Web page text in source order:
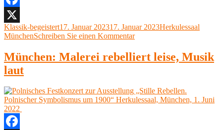
Blomstedt,
Dirigent,
Mendelssohn,
München,
2023“
Facebook
X
Autor
Klassik-begeistertVeröffentlicht
am
17. Januar 202317. Januar 2023Kategorien
Herkulessaal
MünchenSchreiben Sie einen Kommentarzu
des
Bayerischen
Blomstedt,
Dirigent,
München: Malerei rebelliert leise, Musik
laut